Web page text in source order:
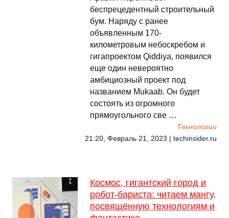
беспрецедентный строительный
бум. Наряду с ранее
объявленным 170-
километровым небоскребом и
гигапроектом Qiddiya, появился
еще один невероятно
амбициозный проект под
названием Mukaab. Он будет
состоять из огромного
прямоугольного све …
Технологии
21:20, Февраль 21, 2023 | techinsider.ru
Космос, гигантский город и
робот-бариста: читаем мангу,
посвящённую технологиям и